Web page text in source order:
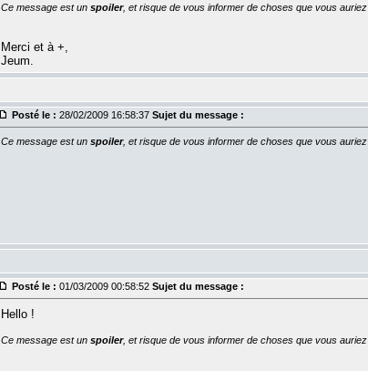
Ce message est un spoiler, et risque de vous informer de choses que vous
Merci et à +,
Jeum.
Posté le : 28/02/2009 16:58:37 Sujet du message :
Ce message est un spoiler, et risque de vous informer de choses que vous
Posté le : 01/03/2009 00:58:52 Sujet du message :
Hello !
Ce message est un spoiler, et risque de vous informer de choses que vous